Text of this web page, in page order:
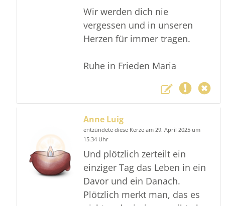
Wir werden dich nie
vergessen und in unseren
Herzen für immer tragen.
Ruhe in Frieden Maria
Anne Luig
entzündete diese Kerze am 29. April 2025 um
15.34 Uhr
Und plötzlich zerteilt ein
einziger Tag das Leben in ein
Davor und ein Danach.
Plötzlich merkt man, das es